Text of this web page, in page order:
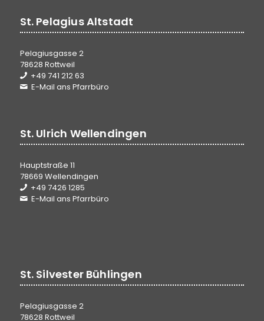
St. Pelagius Altstadt
Pelagiusgasse 2
78628 Rottweil
+49 741 212 63
E-Mail ans Pfarrbüro
St. Ulrich Wellendingen
Hauptstraße 11
78669 Wellendingen
+49 7426 1285
E-Mail ans Pfarrbüro
St. Silvester Bühlingen
Pelagiusgasse 2
78628 Rottweil